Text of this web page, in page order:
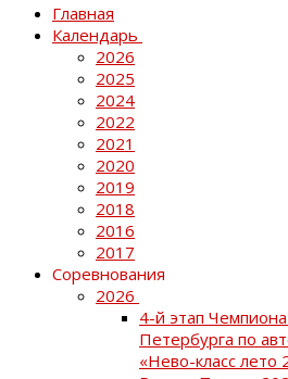
Главная
Календарь
2026
2025
2024
2022
2021
2020
2019
2018
2016
2017
Соревнования
2026
4-й этап
Петербурга по
«Нево-класс лето